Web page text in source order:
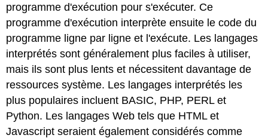
programme d'exécution pour s'exécuter. Ce
programme d'exécution interprète ensuite le code du
programme ligne par ligne et l'exécute. Les langages
interprétés sont généralement plus faciles à utiliser,
mais ils sont plus lents et nécessitent davantage de
ressources système. Les langages interprétés les
plus populaires incluent BASIC, PHP, PERL et
Python. Les langages Web tels que HTML et
Javascript seraient également considérés comme